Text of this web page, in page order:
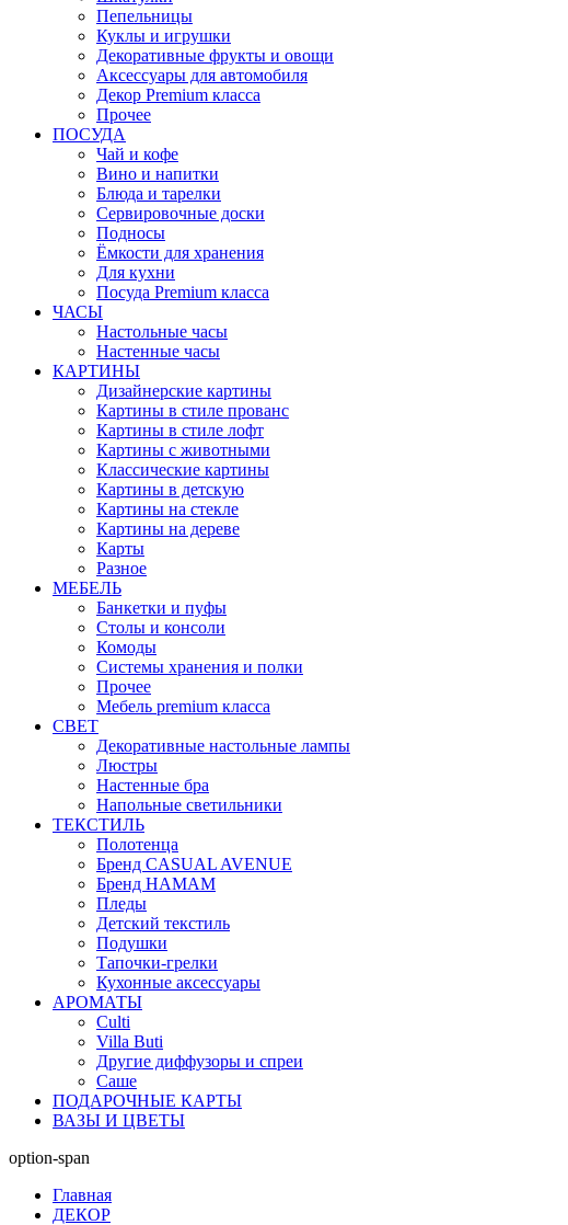
Пепельницы
Куклы и игрушки
Декоративные фрукты и овощи
Аксессуары для автомобиля
Декор Premium класса
Прочее
ПОСУДА
Чай и кофе
Вино и напитки
Блюда и тарелки
Сервировочные доски
Подносы
Ёмкости для хранения
Для кухни
Посуда Premium класса
ЧАСЫ
Настольные часы
Настенные часы
КАРТИНЫ
Дизайнерские картины
Картины в стиле прованс
Картины в стиле лофт
Картины с животными
Классические картины
Картины в детскую
Картины на стекле
Картины на дереве
Карты
Разное
МЕБЕЛЬ
Банкетки и пуфы
Столы и консоли
Комоды
Системы хранения и полки
Прочее
Мебель premium класса
СВЕТ
Декоративные настольные лампы
Люстры
Настенные бра
Напольные светильники
ТЕКСТИЛЬ
Полотенца
Бренд CASUAL AVENUE
Бренд HAMAM
Пледы
Детский текстиль
Подушки
Тапочки-грелки
Кухонные аксессуары
АРОМАТЫ
Culti
Villa Buti
Другие диффузоры и спреи
Саше
ПОДАРОЧНЫЕ КАРТЫ
ВАЗЫ И ЦВЕТЫ
option-span
Главная
ДЕКОР